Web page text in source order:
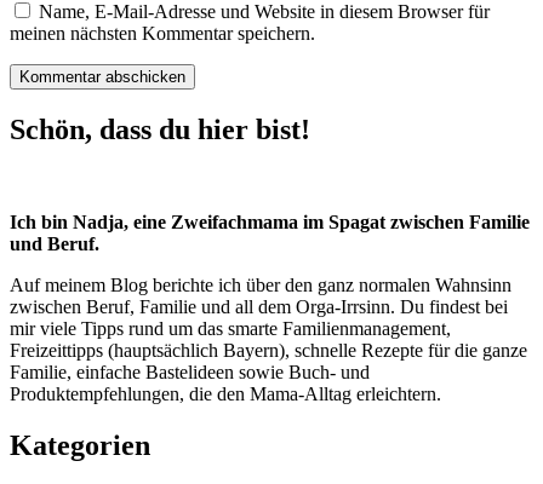
Name, E-Mail-Adresse und Website in diesem Browser für
meinen nächsten Kommentar speichern.
Schön, dass du hier bist!
Ich bin Nadja, eine Zweifachmama im Spagat zwischen Familie
und Beruf.
Auf meinem Blog berichte ich über den ganz normalen Wahnsinn
zwischen Beruf, Familie und all dem Orga-Irrsinn. Du findest bei
mir viele Tipps rund um das smarte Familienmanagement,
Freizeittipps (hauptsächlich Bayern), schnelle Rezepte für die ganze
Familie, einfache Bastelideen sowie Buch- und
Produktempfehlungen, die den Mama-Alltag erleichtern.
Kategorien